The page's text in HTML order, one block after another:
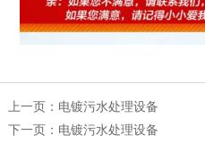
上一页： 电镀污水处理设备
下一页： 电镀污水处理设备